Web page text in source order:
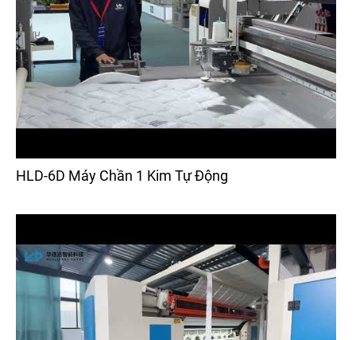
HLD-6D Máy Chần 1 Kim Tự Động